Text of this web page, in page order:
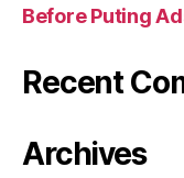
Before Puting
Recent
Archives